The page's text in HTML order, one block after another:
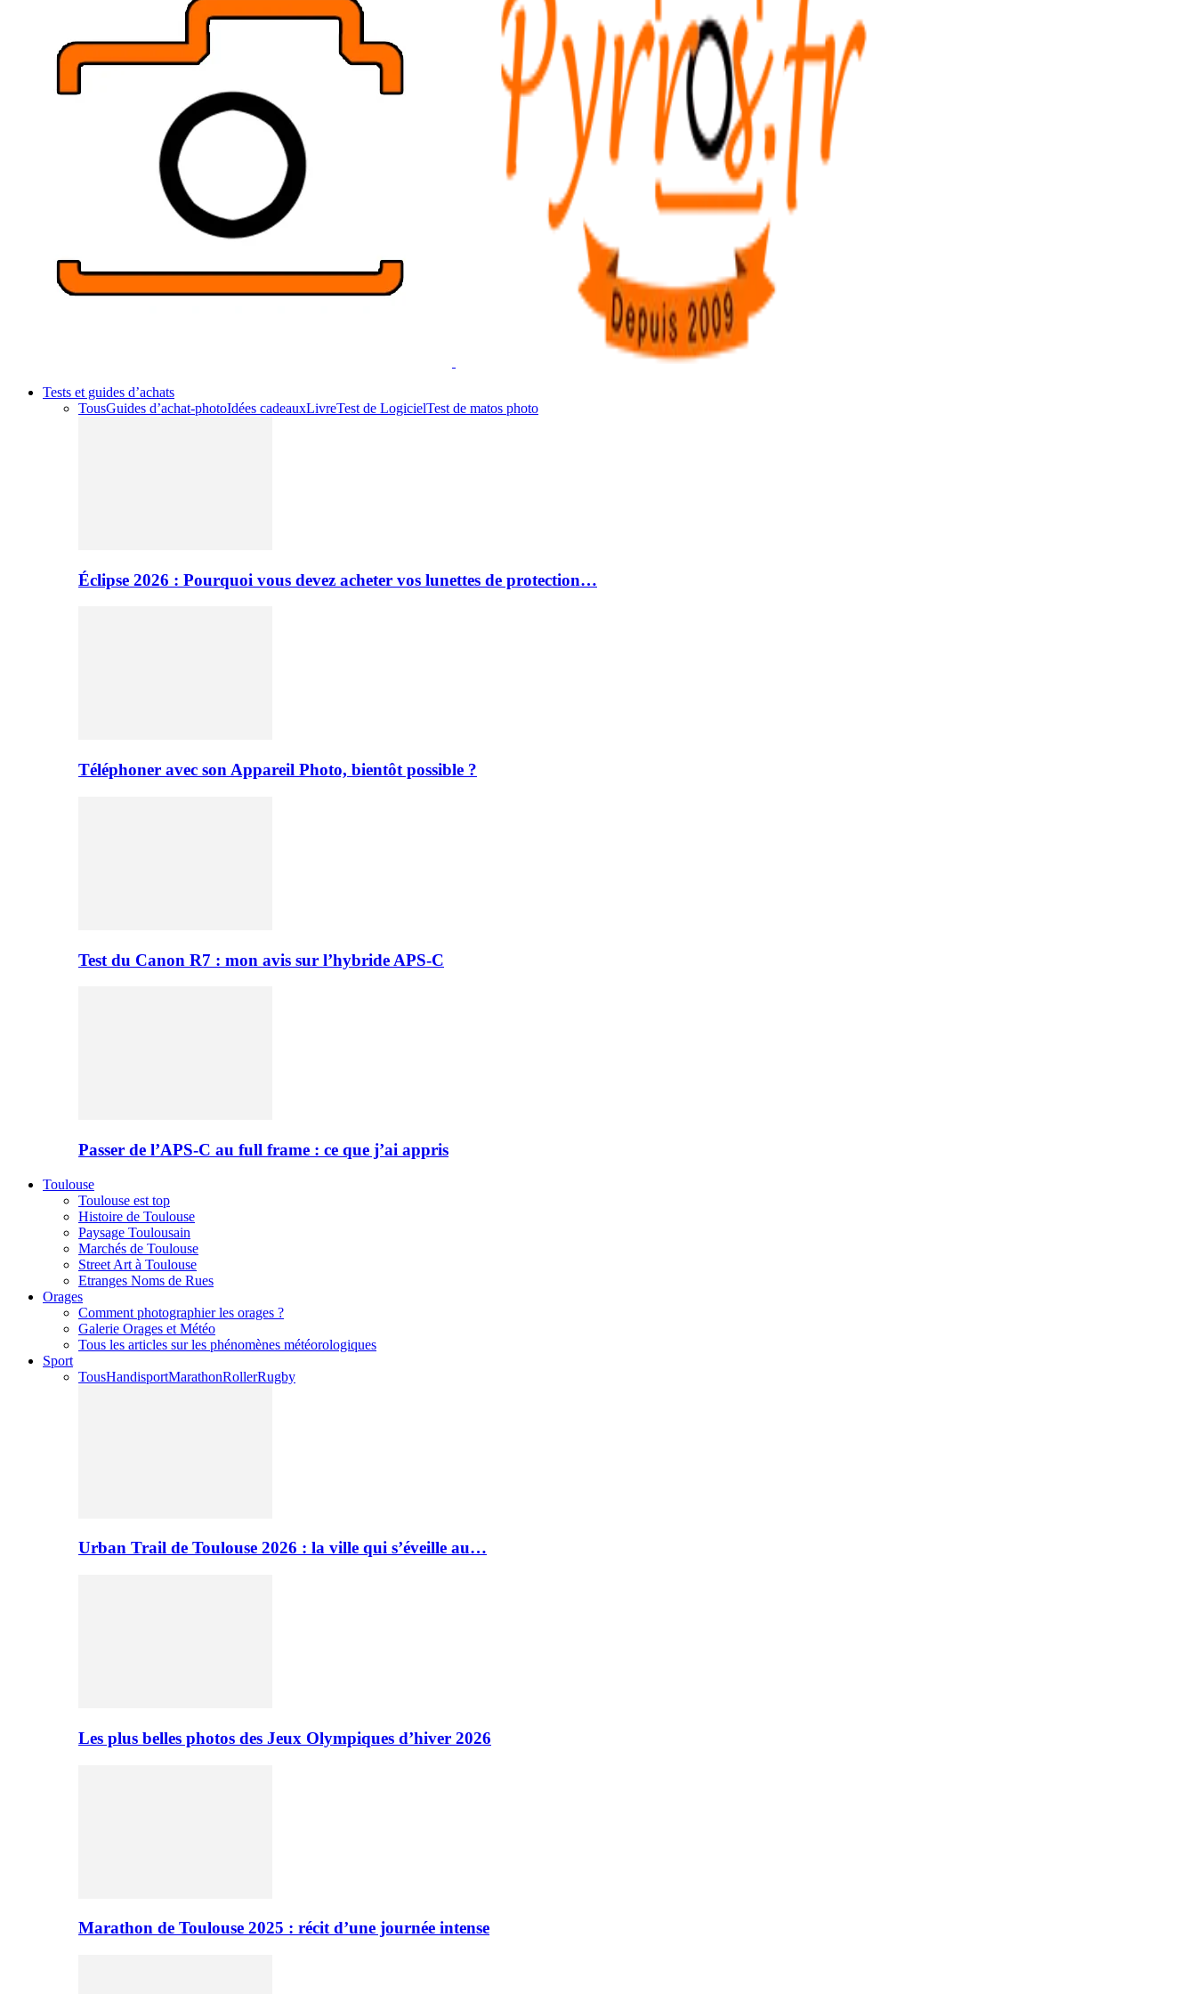
Tests et guides d’achats
TousGuides d’achat-photoIdées cadeauxLivreTest de LogicielTest de matos photo
Éclipse 2026 : Pourquoi vous devez acheter vos lunettes de protection…
Téléphoner avec son Appareil Photo, bientôt possible ?
Test du Canon R7 : mon avis sur l’hybride APS-C
Passer de l’APS-C au full frame : ce que j’ai appris
Toulouse
Toulouse est top
Histoire de Toulouse
Paysage Toulousain
Marchés de Toulouse
Street Art à Toulouse
Etranges Noms de Rues
Orages
Comment photographier les orages ?
Galerie Orages et Météo
Tous les articles sur les phénomènes météorologiques
Sport
TousHandisportMarathonRollerRugby
Urban Trail de Toulouse 2026 : la ville qui s’éveille au…
Les plus belles photos des Jeux Olympiques d’hiver 2026
Marathon de Toulouse 2025 : récit d’une journée intense